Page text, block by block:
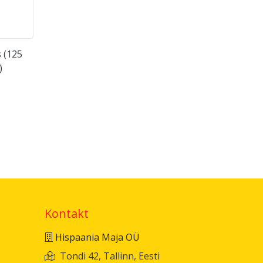
Kontakt
Hispaania Maja OÜ
Tondi 42, Tallinn, Eesti